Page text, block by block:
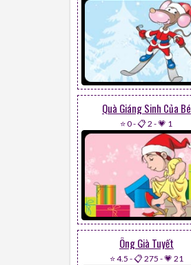
Quà Giáng Sinh Của Bé
⭐ 0-📋 2 -💗 1
Ông Già Tuyết
⭐ 4.5 -📋 275 -💗 21